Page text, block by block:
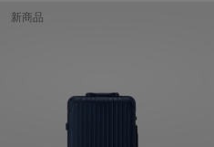
新商品